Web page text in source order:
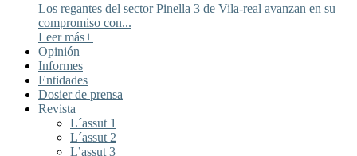
Los regantes del sector Pinella 3 de Vila-real avanzan en su
compromiso con...
Leer más+
Opinión
Informes
Entidades
Dosier de prensa
Revista
L´assut 1
L´assut 2
L’assut 3